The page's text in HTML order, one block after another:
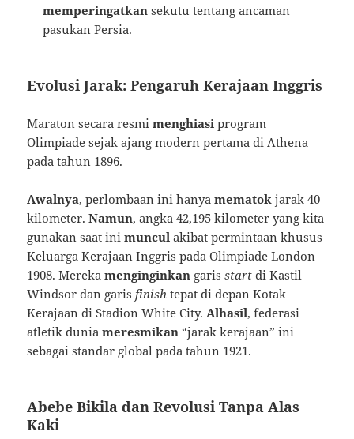
memperingatkan sekutu tentang ancaman
pasukan Persia.
Evolusi Jarak: Pengaruh Kerajaan Inggris
Maraton secara resmimenghiasi program
Olimpiade sejak ajang modern pertama di Athena
pada tahun 1896.
Awalnya, perlombaan ini hanyamematok jarak 40
kilometer.Namun, angka 42,195 kilometer yang kita
gunakan saat inimuncul akibat permintaan khusus
Keluarga Kerajaan Inggris pada Olimpiade London
1908. Merekamenginginkan garisstart di Kastil
Windsor dan garis finish tepat di depan Kotak
Kerajaan di Stadion White City. Alhasil, federasi
atletik duniameresmikan “jarak kerajaan” ini
sebagai standar global pada tahun 1921.
Abebe Bikila dan Revolusi Tanpa Alas
Kaki